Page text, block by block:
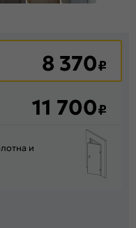
8 370₽
11 700₽
и